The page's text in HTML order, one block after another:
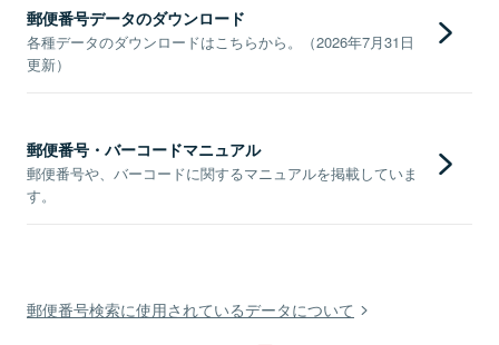
郵便番号データのダウンロード
各種データのダウンロードはこちらから。（2026年7月31日
更新）
郵便番号・バーコードマニュアル
郵便番号や、バーコードに関するマニュアルを掲載していま
す。
郵便番号検索に使用されているデータについて